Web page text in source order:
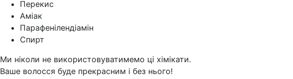
Перекис
Аміак
Парафенілендіамін
Спирт
Ми ніколи не використовуватимемо ці хімікати.
Ваше волосся буде прекрасним і без нього!